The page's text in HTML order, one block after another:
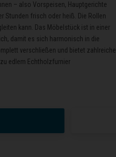
– also Vorspeisen, Hauptgerichte
Stunden frisch oder heiß. Die Rollen
kann. Das Möbelstück ist in einer
damit es sich harmonisch in die
verschließen und bietet zahlreiche
edlem Echtholzfurnier